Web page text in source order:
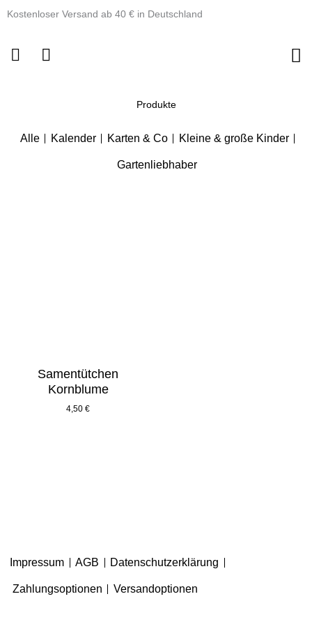
Kostenloser Versand ab 40 € in Deutschland
Produkte
Alle Kalender Karten & Co Kleine & große Kinder
Gartenliebhaber
Samentütchen
Kornblume
4,50 €
Impressum AGB Datenschutzerklärung
Zahlungsoptionen Versandoptionen